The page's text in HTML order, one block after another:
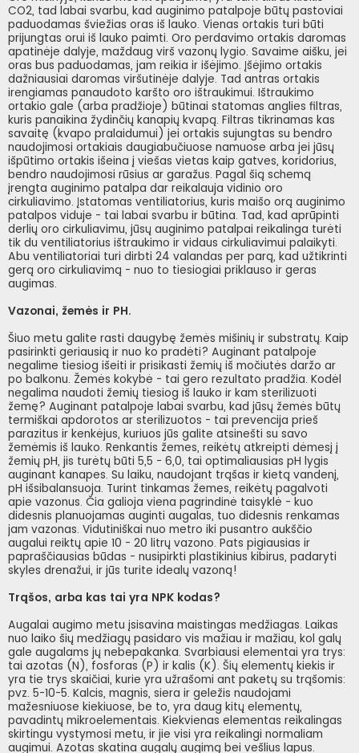
CO2, tad labai svarbu, kad auginimo patalpoje būtų pastoviai
paduodamas šviežias oras iš lauko. Vienas ortakis turi būti
prijungtas orui iš lauko paimti. Oro perdavimo ortakis daromas
apatinėje dalyje, maždaug virš vazonų lygio. Savaime aišku, jei
oras bus paduodamas, jam reikia ir išėjimo. Įšėjimo ortakis
dažniausiai daromas viršutinėje dalyje. Tad antras ortakis
irengiamas panaudoto karšto oro ištraukimui. Ištraukimo
ortakio gale (arba pradžioje) būtinai statomas anglies filtras,
kuris panaikina žydinčių kanapių kvapą. Filtras tikrinamas kas
savaitę (kvapo pralaidumui) jei ortakis sujungtas su bendro
naudojimosi ortakiais daugiabučiuose namuose arba jei jūsų
išpūtimo ortakis išeina į viešas vietas kaip gatves, koridorius,
bendro naudojimosi rūsius ar garažus. Pagal šią schemą
įrengta auginimo patalpa dar reikalauja vidinio oro
cirkuliavimo. Įstatomas ventiliatorius, kuris maišo orą auginimo
patalpos viduje - tai labai svarbu ir būtina. Tad, kad aprūpinti
derlių oro cirkuliavimu, jūsų auginimo patalpai reikalinga turėti
tik du ventiliatorius ištraukimo ir vidaus cirkuliavimui palaikyti.
Abu ventiliatoriai turi dirbti 24 valandas per parą, kad užtikrinti
gerą oro cirkuliavimą - nuo to tiesiogiai priklauso ir geras
augimas.
Vazonai, žemės ir PH.
Šiuo metu galite rasti daugybę žemės mišinių ir substratų. Kaip
pasirinkti geriausią ir nuo ko pradėti? Auginant patalpoje
negalime tiesiog išeiti ir prisikasti žemių iš močiutės daržo ar
po balkonu. Žemės kokybė - tai gero rezultato pradžia. Kodėl
negalima naudoti žemių tiesiog iš lauko ir kam sterilizuoti
žemę? Auginant patalpoje labai svarbu, kad jūsų žemės būtų
termiškai apdorotos ar sterilizuotos - tai prevencija prieš
parazitus ir kenkėjus, kuriuos jūs galite atsinešti su savo
žemėmis iš lauko. Renkantis žemes, reikėtų atkreipti dėmesį į
žemių pH, jis turėtų būti 5,5 - 6,0, tai optimaliausias pH lygis
auginant kanapes. Su laiku, naudojant trąšas ir kietą vandenį,
pH išsibalansuoja. Turint tinkamas žemes, reikėtų pagalvoti
apie vazonus. Čia galioja viena pagrindinė taisyklė - kuo
didesnis planuojamas auginti augalas, tuo didesnis renkamas
jam vazonas. Vidutiniškai nuo metro iki pusantro aukščio
augalui reiktų apie 10 - 20 litrų vazono. Pats pigiausias ir
papraščiausias būdas - nusipirkti plastikinius kibirus, padaryti
skyles drenažui, ir jūs turite idealų vazoną!
Trąšos, arba kas tai yra NPK kodas?
Augalai augimo metu įsisavina maistingas medžiagas. Laikas
nuo laiko šių medžiagų pasidaro vis mažiau ir mažiau, kol galų
gale augalams jų nebepakanka. Svarbiausi elementai yra trys:
tai azotas (N), fosforas (P) ir kalis (K). Šių elementų kiekis ir
yra tie trys skaičiai, kurie yra užrašomi ant paketų su trąšomis:
pvz. 5-10-5. Kalcis, magnis, siera ir geležis naudojami
mažesniuose kiekiuose, be to, yra daug kitų elementų,
pavadintų mikroelementais. Kiekvienas elementas reikalingas
skirtingu vystymosi metu, ir jie visi yra reikalingi normaliam
augimui. Azotas skatina augalų augimą bei vešlius lapus.